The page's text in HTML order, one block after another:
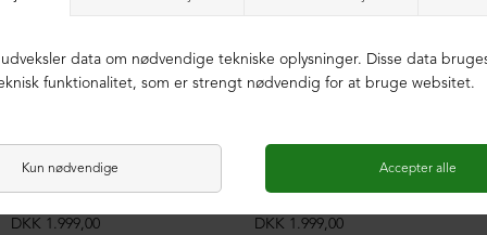
DKK 1.999,00
DKK 1.999,00